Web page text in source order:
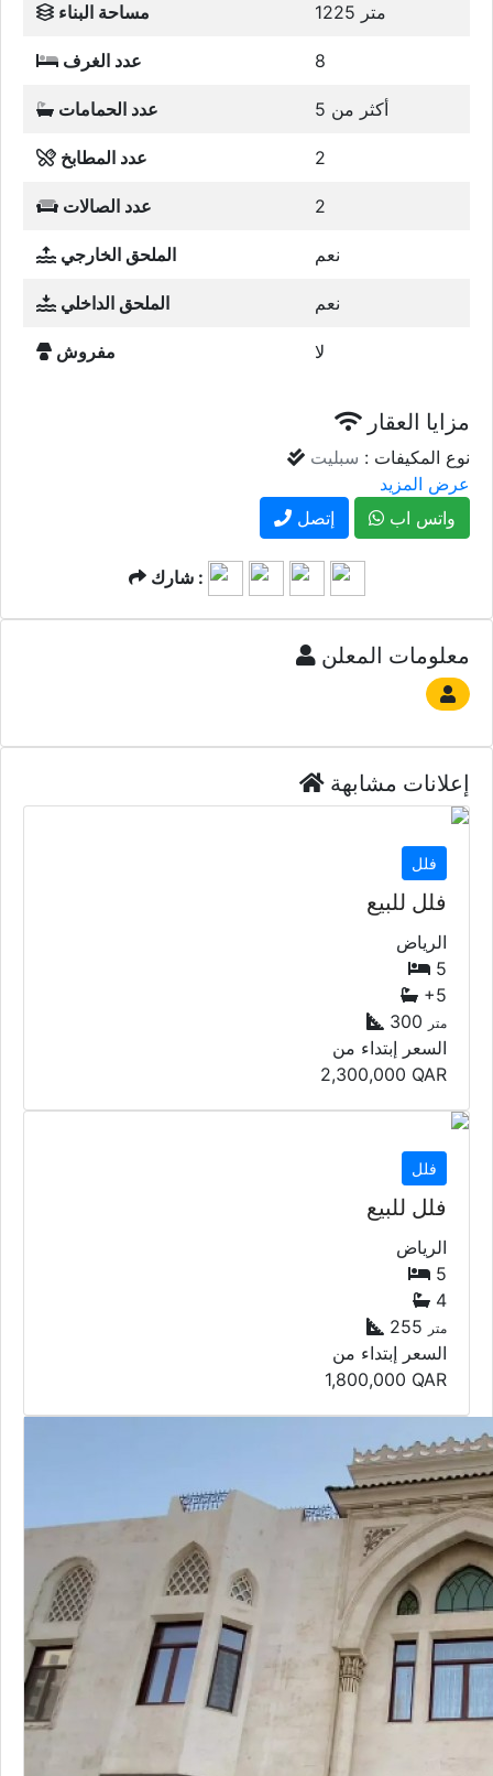
مساحة البناء 1225 متر
عدد الغرف 8
عدد الحمامات أكثر من 5
عدد المطابخ 2
عدد الصالات 2
الملحق الخارجي نعم
الملحق الداخلي نعم
مفروش لا
مزايا العقار
نوع المكيفات : سبليت
عرض المزيد
إتصل
واتس اب
شارك :
معلومات المعلن
إعلانات مشابهة
فلل
فلل للبيع
الرياض
5
+5
300 متر
السعر إبتداء من
2,300,000 QAR
فلل
فلل للبيع
الرياض
5
4
255 متر
السعر إبتداء من
1,800,000 QAR